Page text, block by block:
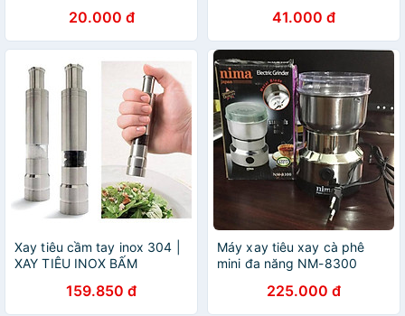
20.000 đ 41.000 đ
Xay tiêu cầm tay inox 304 |
XAY TIÊU INOX BẤM
159.850 đ
Máy xay tiêu xay cà phê
mini đa năng NM-8300
225.000 đ